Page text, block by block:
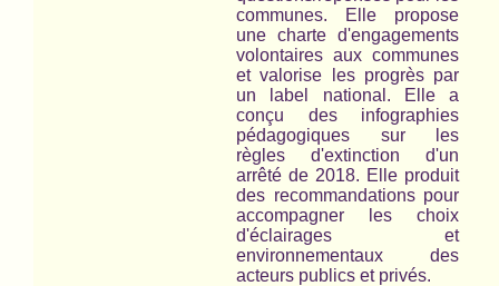
communes. Elle propose
une charte d'engagements
volontaires aux communes
et valorise les progrès par
un label national. Elle a
conçu des infographies
pédagogiques sur les
règles d'extinction d'un
arrêté de 2018. Elle produit
des recommandations pour
accompagner les choix
d'éclairages et
environnementaux des
acteurs publics et privés.